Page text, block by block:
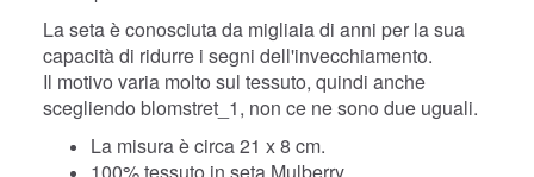
La seta è conosciuta da migliaia di anni per la sua
capacità di ridurre i segni dell'invecchiamento.
Il motivo varia molto sul tessuto, quindi anche
scegliendo blomstret_1, non ce ne sono due uguali.
La misura è circa 21 x 8 cm.
100% tessuto in seta Mulberry.